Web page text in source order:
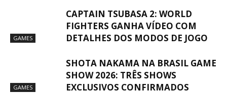
GAMES
CAPTAIN TSUBASA 2: WORLD
FIGHTERS GANHA VÍDEO COM
DETALHES DOS MODOS DE JOGO
GAMES
SHOTA NAKAMA NA BRASIL GAME
SHOW 2026: TRÊS SHOWS
EXCLUSIVOS CONFIRMADOS